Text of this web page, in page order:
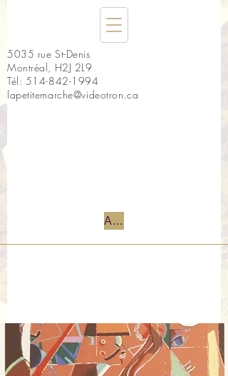
5035 rue St-Denis
Montréal, H2J 2L9
Tél: 514-842-1994
lapetitemarche@videotron.ca
Accueil